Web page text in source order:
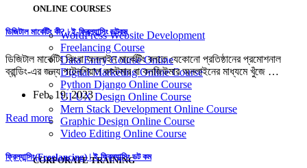
ONLINE COURSES
WordPress Website Development
Freelancing Course
Data Entry Course Online
Digital Marketing Online Course
Python Django Online Course
UI-UX Design Online Course
Mern Stack Development Online Course
Graphic Design Online Course
Video Editing Online Course
CORPORATE TRAINING
ডিজিটাল মার্কেটিং কী? | ই-ফ্রিল্যান্সিং ডটকম
ডিজিটাল মার্কেটিং কিংবা অনলাইন মার্কেটিং বলতে যেকোনো প্রতিষ্ঠানের প্রমোশনাল
ব্রান্ডিং-এর জন্য পটেনশিয়াল কাস্টমার বা কনজিউমার অনলাইনের মাধ্যমে খুঁজে …
Feb. 19, 2023
Read more
ফ্রিল্যান্সিং(Freelancing) | ই-ফ্রিল্যান্সিং ডট কম